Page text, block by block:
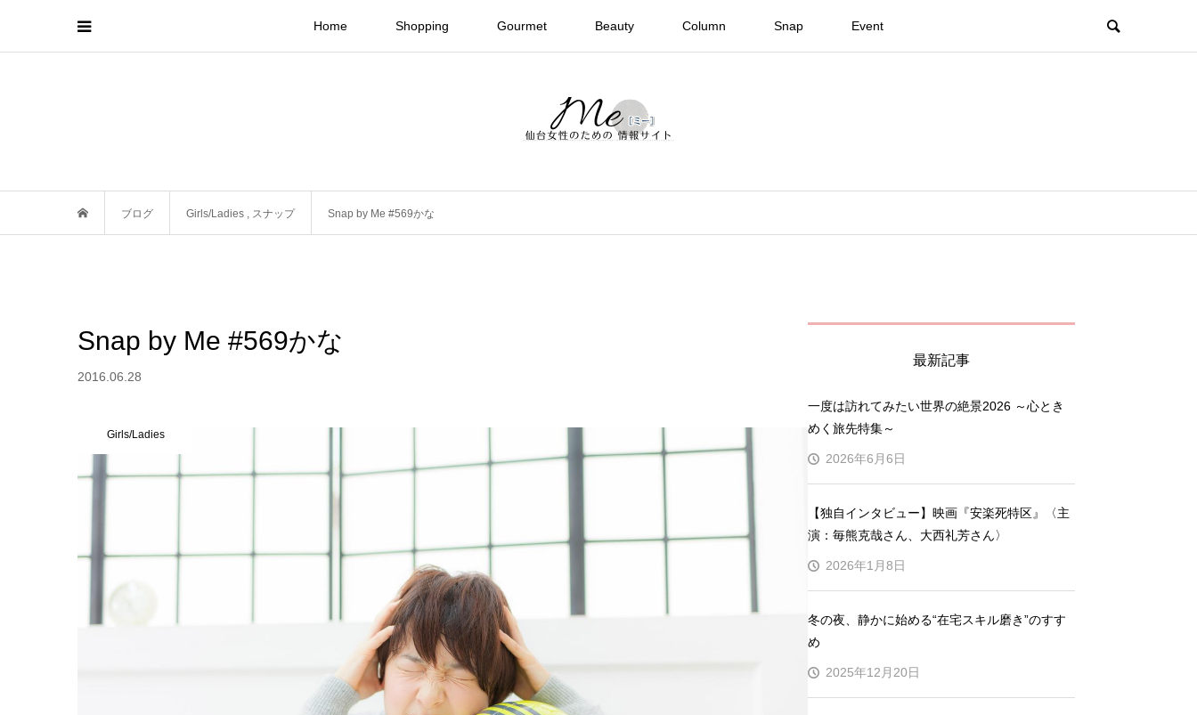
Home Shopping Gourmet Beauty Column Snap Event
ブログ Girls/Ladies , スナップ Snap by Me #569かな
Snap by Me #569かな
2016.06.28
Girls/Ladies
最新記事
一度は訪れてみたい世界の絶景2026 ～心とき
めく旅先特集～
2026年6月6日
【独自インタビュー】映画『安楽死特区』〈主
演：毎熊克哉さん、大西礼芳さん〉
2026年1月8日
冬の夜、静かに始める“在宅スキル磨き”のすす
め
2025年12月20日